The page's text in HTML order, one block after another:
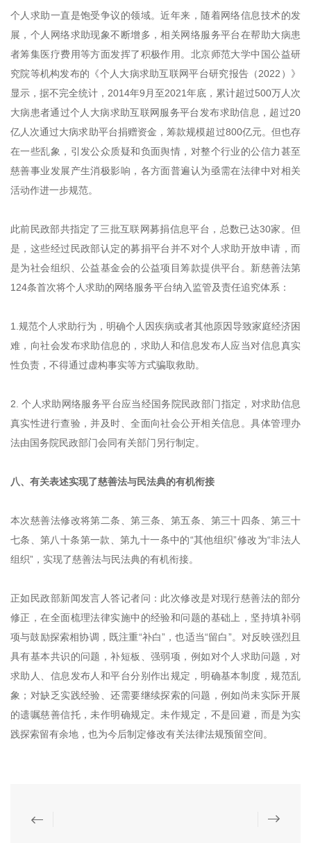
个人求助一直是饱受争议的领域。近年来，随着网络信息技术的发
展，个人网络求助现象不断增多，相关网络服务平台在帮助大病患
者筹集医疗费用等方面发挥了积极作用。北京师范大学中国公益研
究院等机构发布的《个人大病求助互联网平台研究报告（2022）》
显示，据不完全统计，2014年9月至2021年底，累计超过500万人次
大病患者通过个人大病求助互联网服务平台发布求助信息，超过20
亿人次通过大病求助平台捐赠资金，筹款规模超过800亿元。但也存
在一些乱象，引发公众质疑和负面舆情，对整个行业的公信力甚至
慈善事业发展产生消极影响，各方面普遍认为亟需在法律中对相关
活动作进一步规范。
此前民政部共指定了三批互联网募捐信息平台，总数已达30家。但
是，这些经过民政部认定的募捐平台并不对个人求助开放申请，而
是为社会组织、公益基金会的公益项目筹款提供平台。新慈善法第
124条首次将个人求助的网络服务平台纳入监管及责任追究体系：
1.规范个人求助行为，明确个人因疾病或者其他原因导致家庭经济困
难，向社会发布求助信息的，求助人和信息发布人应当对信息真实
性负责，不得通过虚构事实等方式骗取救助。
2. 个人求助网络服务平台应当经国务院民政部门指定，对求助信息
真实性进行查验，并及时、全面向社会公开相关信息。具体管理办
法由国务院民政部门会同有关部门另行制定。
八、有关表述实现了慈善法与民法典的有机衔接
本次慈善法修改将第二条、第三条、第五条、第三十四条、第三十
七条、第八十条第一款、第九十一条中的“其他组织”修改为“非法人
组织”，实现了慈善法与民法典的有机衔接。
正如民政部新闻发言人答记者问：此次修改是对现行慈善法的部分
修正，在全面梳理法律实施中的经验和问题的基础上，坚持填补弱
项与鼓励探索相协调，既注重“补白”，也适当“留白”。对反映强烈且
具有基本共识的问题，补短板、强弱项，例如对个人求助问题，对
求助人、信息发布人和平台分别作出规定，明确基本制度，规范乱
象；对缺乏实践经验、还需要继续探索的问题，例如尚未实际开展
的遗嘱慈善信托，未作明确规定。未作规定，不是回避，而是为实
践探索留有余地，也为今后制定修改有关法律法规预留空间。